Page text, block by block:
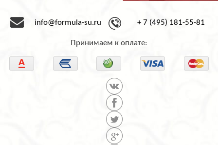
info@formula-su.ru + 7 (495) 181-55-81
Принимаем к оплате: